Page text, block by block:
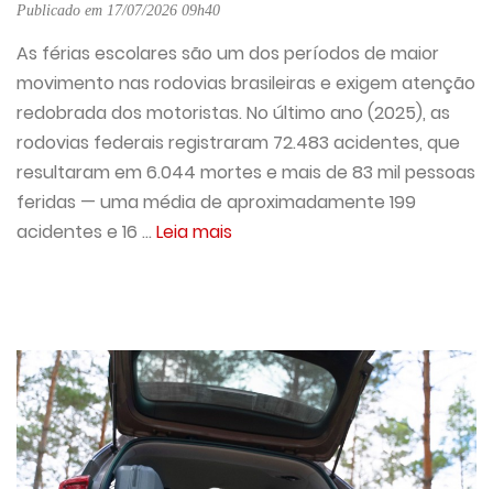
Publicado em 17/07/2026 09h40
As férias escolares são um dos períodos de maior
movimento nas rodovias brasileiras e exigem atenção
redobrada dos motoristas. No último ano (2025), as
rodovias federais registraram 72.483 acidentes, que
resultaram em 6.044 mortes e mais de 83 mil pessoas
feridas — uma média de aproximadamente 199
acidentes e 16 ... Leia mais